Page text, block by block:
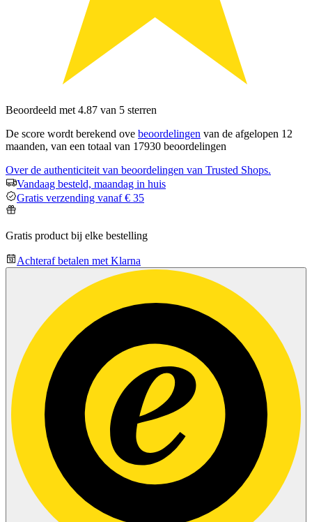
Beoordeeld met 4.87 van 5 sterren
De score wordt berekend ove beoordelingen van de afgelopen 12
maanden, van een totaal van 17930 beoordelingen
Over de authenticiteit van beoordelingen van Trusted Shops.
Vandaag besteld, maandag in huis
Gratis verzending vanaf € 35
Gratis product bij elke bestelling
Achteraf betalen met Klarna